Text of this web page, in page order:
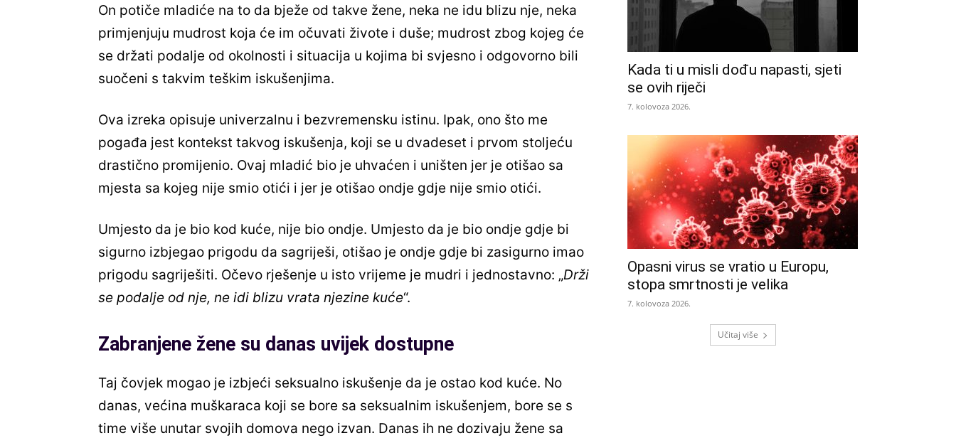
On potiče mladiće na to da bježe od takve žene, neka ne idu blizu nje, neka
primjenjuju mudrost koja će im očuvati živote i duše; mudrost zbog kojeg će
se držati podalje od okolnosti i situacija u kojima bi svjesno i odgovorno bili
suočeni s takvim teškim iskušenjima.
Ova izreka opisuje univerzalnu i bezvremensku istinu. Ipak, ono što me
pogađa jest kontekst takvog iskušenja, koji se u dvadeset i prvom stoljeću
drastično promijenio. Ovaj mladić bio je uhvaćen i uništen jer je otišao sa
mjesta sa kojeg nije smio otići i jer je otišao ondje gdje nije smio otići.
Umjesto da je bio kod kuće, nije bio ondje. Umjesto da je bio ondje gdje bi
sigurno izbjegao prigodu da sagriješi, otišao je ondje gdje bi zasigurno imao
prigodu sagriješiti. Očevo rješenje u isto vrijeme je mudri i jednostavno: „Drži
se podalje od nje, ne idi blizu vrata njezine kuće“.
Zabranjene žene su danas uvijek dostupne
Taj čovjek mogao je izbjeći seksualno iskušenje da je ostao kod kuće. No
danas, većina muškaraca koji se bore sa seksualnim iskušenjem, bore se s
time više unutar svojih domova nego izvan. Danas ih ne dozivaju žene sa
Kada ti u misli dođu napasti, sjeti
se ovih riječi
7. kolovoza 2026.
Opasni virus se vratio u Europu,
stopa smrtnosti je velika
7. kolovoza 2026.
Učitaj više